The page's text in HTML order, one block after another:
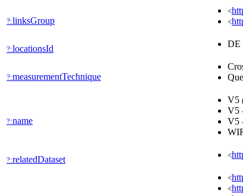
?:linksGroup
<
<
?:locationsId DE
?:measurementTechnique
?:name
V5
V5
V5
?:relatedDataset <
<
<